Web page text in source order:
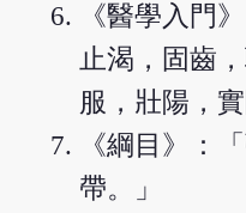
《醫學入門
止渴，固齒
服，壯陽，
《綱目》：
帶。」